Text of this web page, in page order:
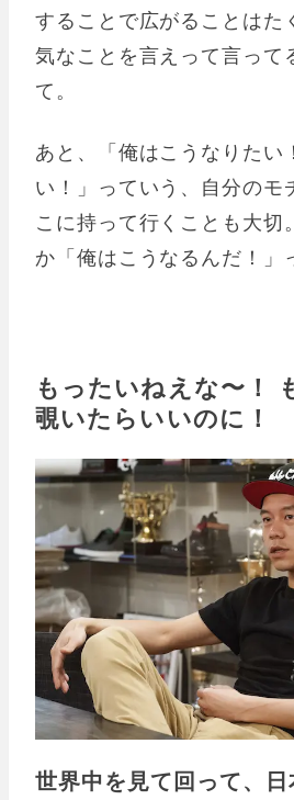
することで広がることはた
気なことを言えって言って
て。
あと、「俺はこうなりたい
い！」っていう、自分のモ
こに持って行くことも大切
か「俺はこうなるんだ！」
もったいねえな〜！
覗いたらいいのに！
世界中を見て回って、